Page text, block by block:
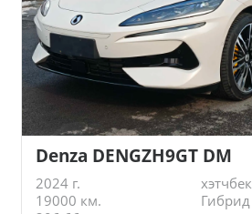
Denza DENGZH9GT DM
2024 г.
хэтчбек
19000 км.
Гибрид